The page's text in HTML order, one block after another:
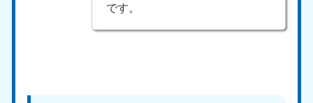
です。